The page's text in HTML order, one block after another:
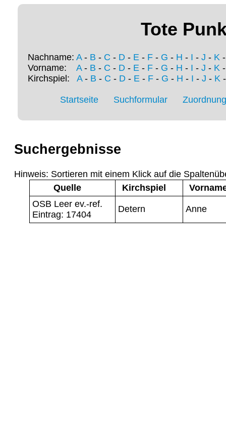
Tote
Nachname: A- B - C - D - E - F - G - H - I - J - K
Vorname: A- B - C - D - E - F - G - H - I - J - K
Kirchspiel: A- B - C - D- E- F- G - H - I - J - K
Startseite Suchformular
Suchergebnisse
Hinweis: Sortieren mit einem Klick auf die
Quelle
Kirchspiel
OSB Leer ev.-ref.
Eintrag: 17404
Detern Anne